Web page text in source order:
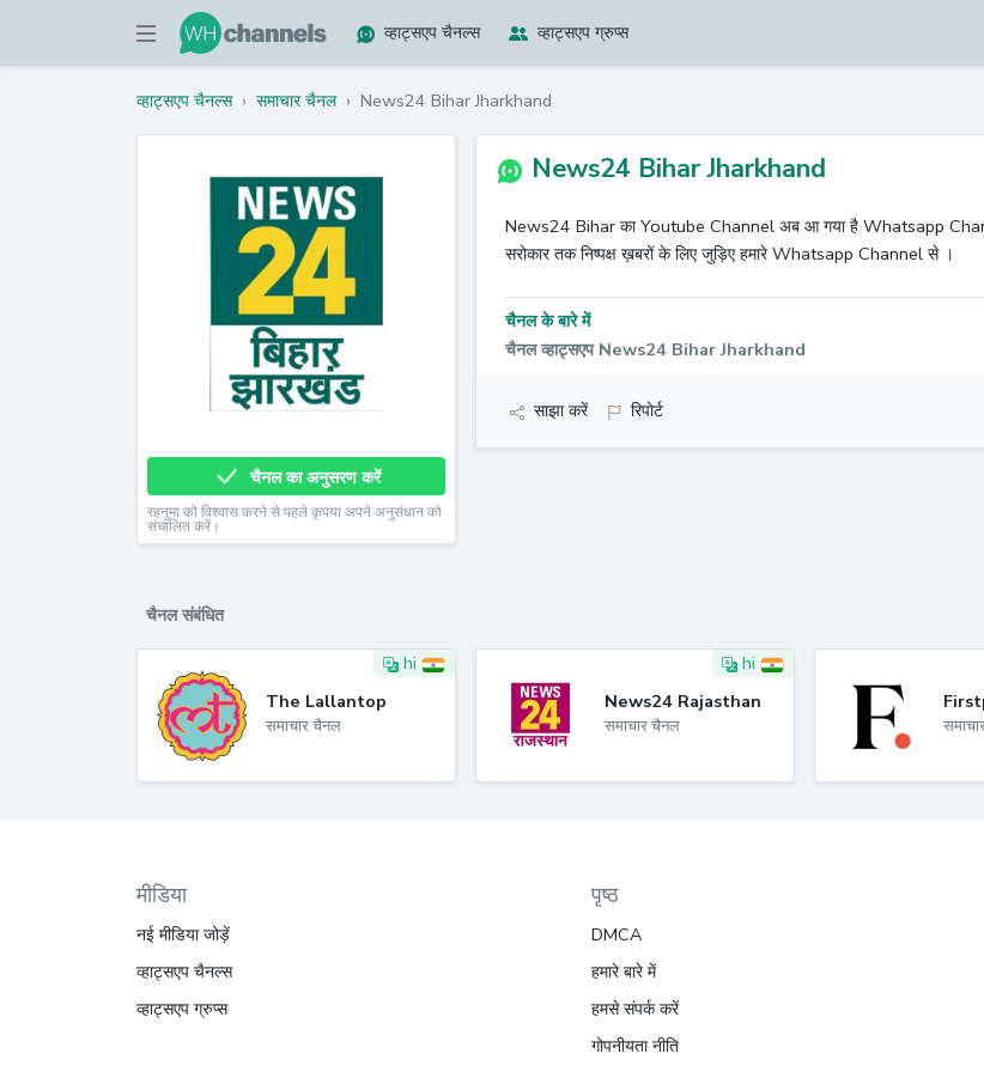
व्हाट्सएप चैनल्स व्हाट्सएप ग्रुप्स
व्हाट्सएप चैनल्स › समाचार चैनल › News24 Bihar Jharkhand
चैनल का अनुसरण करें
रहनुमा को विश्वास करने से पहले कृपया अपने अनुसंधान को
संचालित करें।
News24 Bihar Jharkhand
News24 Bihar का Youtube Channel अब आ गया है Whatsapp
सरोकार तक निष्पक्ष ख़बरों के लिए जुड़िए हमारे Whatsapp Channel से ।
चैनल के बारे में
चैनल व्हाट्सएप News24 Bihar Jharkhand
साझा करें रिपोर्ट
चैनल संबंधित
hi
The Lallantop
समाचार चैनल
hi
News24 Rajasthan
समाचार चैनल
मीडिया
नई मीडिया जोड़ें
व्हाट्सएप चैनल्स
व्हाट्सएप ग्रुप्स
पृष्ठ
DMCA
हमारे बारे में
हमसे संपर्क करें
गोपनीयता नीति